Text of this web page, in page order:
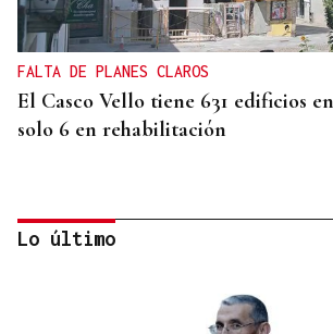
FALTA DE PLANES CLAROS
El Casco Vello tiene 631 edificios
solo 6 en rehabilitación
Lo último